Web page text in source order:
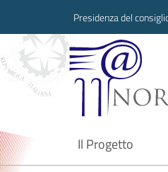
Presidenza del
Il Progetto
current